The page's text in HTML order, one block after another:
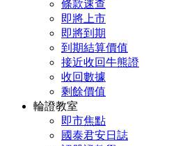
條款速查
即將上市
即將到期
到期結算價值
接近收回牛熊證
收回數據
剩餘價值
輪證教室
即市焦點
國泰君安日誌